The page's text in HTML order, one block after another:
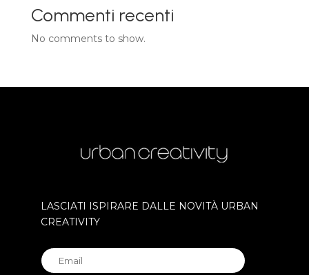
Commenti recenti
No comments to show.
LASCIATI ISPIRARE DALLE NOVITÀ URBAN
CREATIVITY